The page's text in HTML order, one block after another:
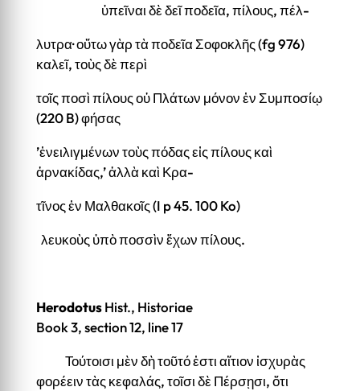
ὑπεῖναι δὲ δεῖ ποδεῖα, πίλους, πέλ-
λυτρα· οὕτω γὰρ τὰ ποδεῖα Σοφοκλῆς (fg 976)
καλεῖ, τοὺς δὲ περὶ
τοῖς ποσὶ πίλους οὐ Πλάτων μόνον ἐν Συμποσίῳ
(220 B) φήσας
’ἐνειλιγμένων τοὺς πόδας εἰς πίλους καὶ
ἀρνακίδας,’ ἀλλὰ καὶ Κρα-
τῖνος ἐν Μαλθακοῖς (I p 45. 100 Ko)
λευκοὺς ὑπὸ ποσσὶν ἔχων πίλους.
HerodotusHist., Historiae
Book 3, section 12, line 17
Τούτοισι μὲν δὴ τοῦτό ἐστι αἴτιον ἰσχυρὰς
φορέειν τὰς κεφαλάς, τοῖσι δὲ Πέρσῃσι, ὅτι